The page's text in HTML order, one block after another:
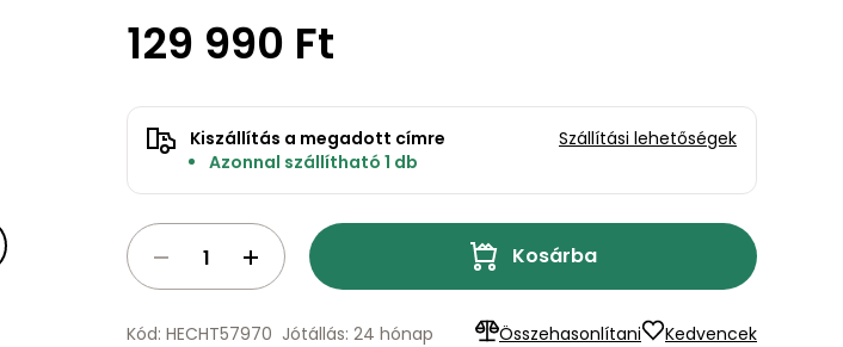
129 990 Ft
Kiszállítás a megadott címre
Azonnal szállítható 1 db
Szállítási lehetőségek
Kosárba
Összehasonlítani Kedvencek
Kód: HECHT57970 Jótállás: 24 hónap